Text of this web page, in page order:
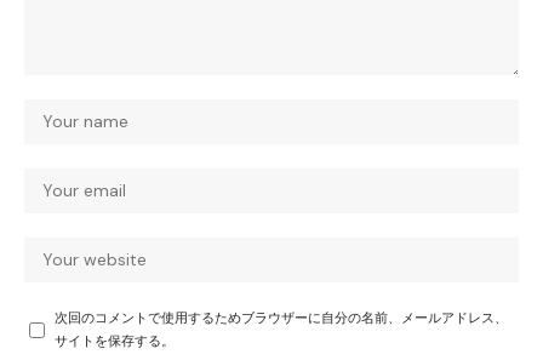
次回のコメントで使用するためブラウザーに自分の名前、メールアドレス、
サイトを保存する。